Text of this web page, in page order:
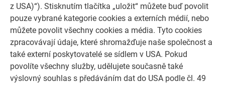
z USA)“). Stisknutím tlačítka „uložit“ můžete buď povolit
pouze vybrané kategorie cookies a externích médií, nebo
můžete povolit všechny cookies a média. Tyto cookies
zpracovávají údaje, které shromažďuje naše společnost a
také externí poskytovatelé se sídlem v USA. Pokud
povolíte všechny služby, udělujete současně také
výslovný souhlas s předáváním dat do USA podle čl. 49
ZÁVAZEK CAG
EKOLOGICKÁ UDRŽITELNOST